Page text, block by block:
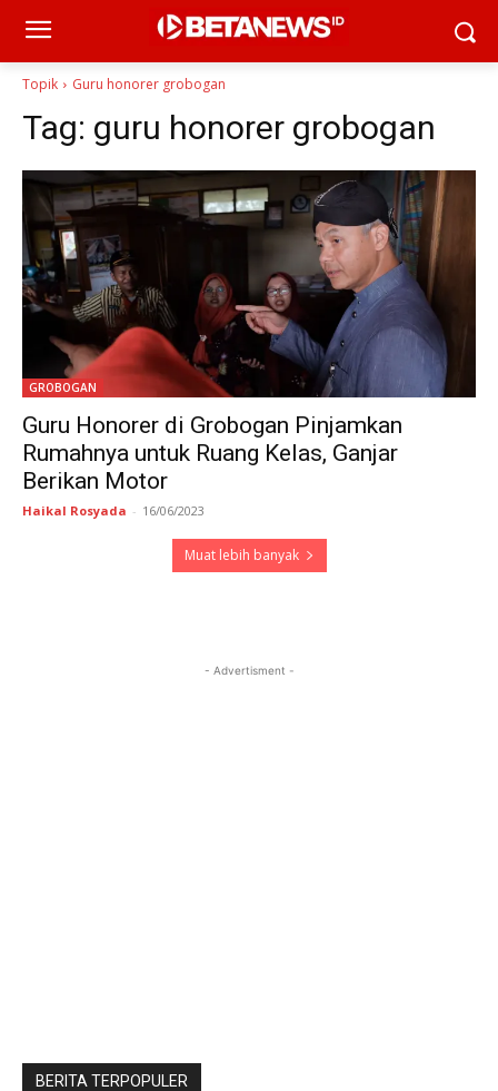
Topik Guru honorer grobogan
Tag: guru honorer grobogan
GROBOGAN
Guru Honorer di Grobogan Pinjamkan
Rumahnya untuk Ruang Kelas, Ganjar
Berikan Motor
Haikal Rosyada - 16/06/2023
Muat lebih banyak
- Advertisment -
BERITA TERPOPULER